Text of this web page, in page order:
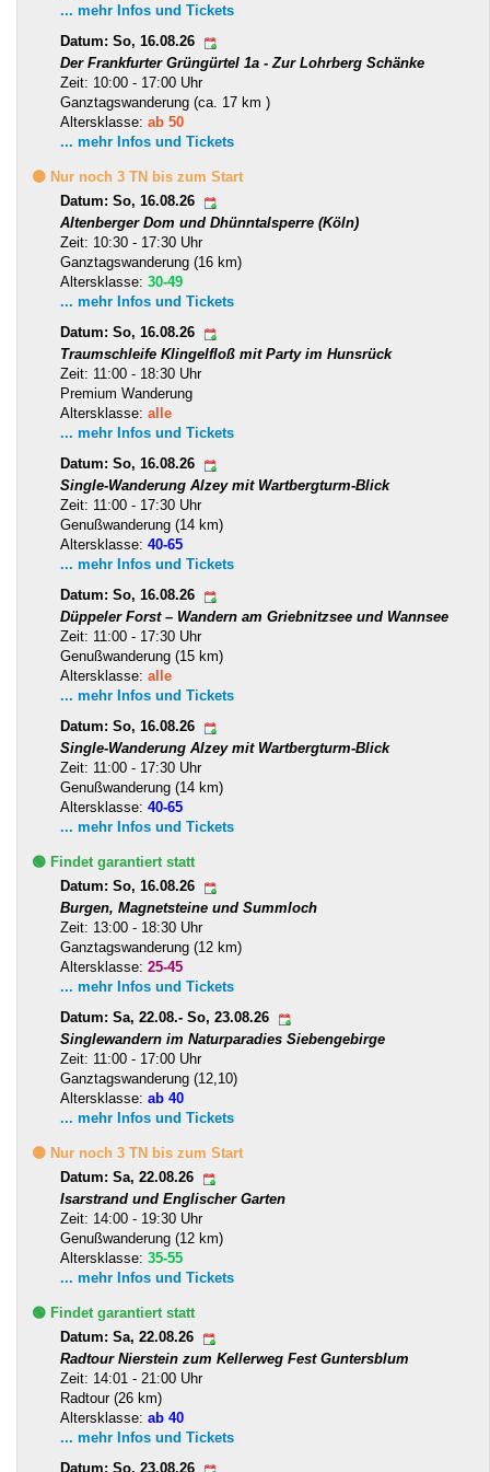
... mehr Infos und Tickets
Datum: So, 16.08.26
Der Frankfurter Grüngürtel 1a - Zur Lohrberg Schänke
Zeit: 10:00 - 17:00 Uhr
Ganztagswanderung (ca. 17 km )
Altersklasse: ab 50
... mehr Infos und Tickets
🟡 Nur noch 3 TN bis zum Start
Datum: So, 16.08.26
Altenberger Dom und Dhünntalsperre (Köln)
Zeit: 10:30 - 17:30 Uhr
Ganztagswanderung (16 km)
Altersklasse: 30-49
... mehr Infos und Tickets
Datum: So, 16.08.26
Traumschleife Klingelfloß mit Party im Hunsrück
Zeit: 11:00 - 18:30 Uhr
Premium Wanderung
Altersklasse: alle
... mehr Infos und Tickets
Datum: So, 16.08.26
Single-Wanderung Alzey mit Wartbergturm-Blick
Zeit: 11:00 - 17:30 Uhr
Genußwanderung (14 km)
Altersklasse: 40-65
... mehr Infos und Tickets
Datum: So, 16.08.26
Düppeler Forst – Wandern am Griebnitzsee und Wannsee
Zeit: 11:00 - 17:30 Uhr
Genußwanderung (15 km)
Altersklasse: alle
... mehr Infos und Tickets
Datum: So, 16.08.26
Single-Wanderung Alzey mit Wartbergturm-Blick
Zeit: 11:00 - 17:30 Uhr
Genußwanderung (14 km)
Altersklasse: 40-65
... mehr Infos und Tickets
🟢 Findet garantiert statt
Datum: So, 16.08.26
Burgen, Magnetsteine und Summloch
Zeit: 13:00 - 18:30 Uhr
Ganztagswanderung (12 km)
Altersklasse: 25-45
... mehr Infos und Tickets
Datum: Sa, 22.08.- So, 23.08.26
Singlewandern im Naturparadies Siebengebirge
Zeit: 11:00 - 17:00 Uhr
Ganztagswanderung (12,10)
Altersklasse: ab 40
... mehr Infos und Tickets
🟡 Nur noch 3 TN bis zum Start
Datum: Sa, 22.08.26
Isarstrand und Englischer Garten
Zeit: 14:00 - 19:30 Uhr
Genußwanderung (12 km)
Altersklasse: 35-55
... mehr Infos und Tickets
🟢 Findet garantiert statt
Datum: Sa, 22.08.26
Radtour Nierstein zum Kellerweg Fest Guntersblum
Zeit: 14:01 - 21:00 Uhr
Radtour (26 km)
Altersklasse: ab 40
... mehr Infos und Tickets
Datum: So, 23.08.26